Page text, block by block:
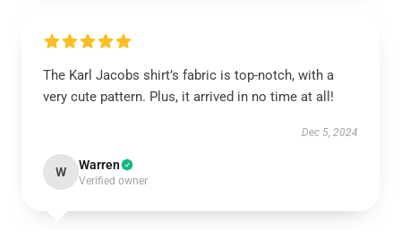
The Karl Jacobs shirt’s fabric is top-notch, with a
very cute pattern. Plus, it arrived in no time at all!
Dec 5, 2024
W Warren
Verified owner